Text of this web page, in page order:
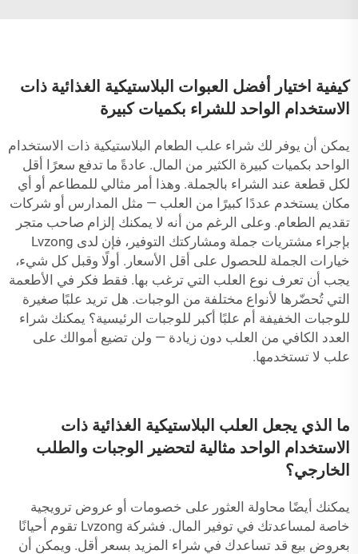
كيفية اختيار أفضل العبوات البلاستيكية الغذائية ذات
الاستخدام الواحد للشراء بكميات كبيرة
يمكن أن يوفر لك شراء علب الطعام البلاستيكية ذات الاستخدام
الواحد بكميات كبيرة الكثير من المال. عادةً ما تدفع سعرًا أقل
لكل قطعة عند الشراء بالجملة. وهذا أمر مثالي للمطاعم أو أي
مكان يستخدم عددًا كبيرًا من العلب — مثل المدارس أو شركات
تقديم الطعام. وعلى الرغم من أنه لا يمكنك إلزام صاحب متجر
بإجراء مشتريات جملة ومشاركتك التوفير، فإن لدى Lvzong
خيارات الجملة للحصول على أقل الأسعار. أولًا وقبل كل شيء،
يجب أن تعرف نوع العلب التي ترغب بها. فقط فكر في الأطعمة
التي تُحضّرها لأنواع مختلفة من الوجبات. هل تريد علبًا صغيرة
للوجبات الخفيفة أم علبًا أكبر للوجبات الرئيسية؟ يمكنك شراء
العدد الكافي من العلب دون زيادة — ولن تضيع أموالك على
علب لا تستخدمها.
ما الذي يجعل العلب البلاستيكية الغذائية ذات
الاستخدام الواحد مثالية لتحضير الوجبات والطلب
الخارجي؟
يمكنك أيضًا محاولة العثور على خصومات أو عروض ترويجية
خاصة لمساعدتك في توفير المال. فشركة Lvzong تقوم أحيانًا
بعروض بيع قد تساعدك في شراء المزيد بسعر أقل. ويمكن أن